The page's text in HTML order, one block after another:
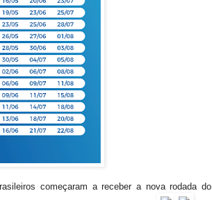
começaram a receber a nova rodada do